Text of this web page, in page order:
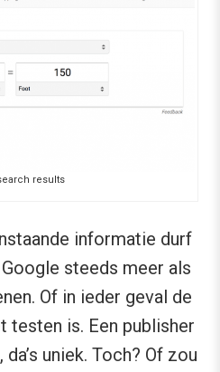
results
informatie durf
steeds meer als
Of in ieder geval de
testen is. Een publisher
uniek. Toch? Of zou